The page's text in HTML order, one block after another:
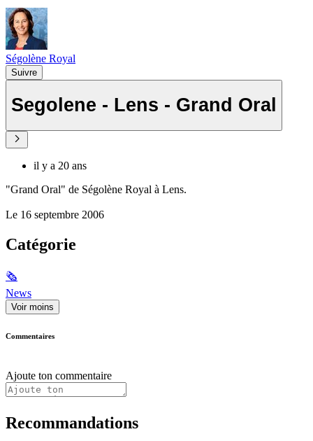
Ségolène Royal
Suivre
Segolene - Lens - Grand Oral
il y a 20 ans
"Grand Oral" de Ségolène Royal à Lens.
Le 16 septembre 2006
Catégorie
🗞
News
Voir moins
Commentaires
Ajoute ton commentaire
Recommandations